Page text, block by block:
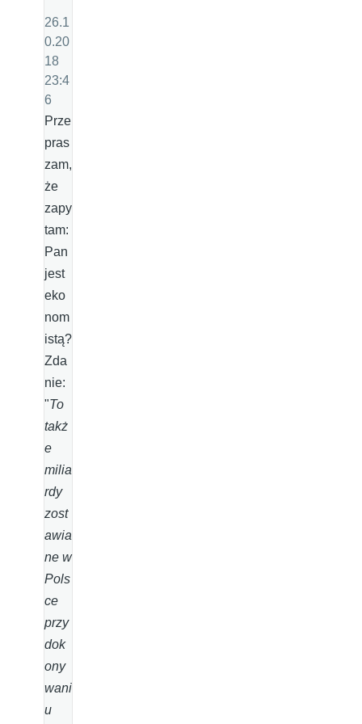
26.1
0.20
18
23:4
6
Prze
pras
zam,
że
zapy
tam:
Pan
jest
eko
nom
istą?
Zda
nie:
"To
takż
e
milia
rdy
zost
awia
ne w
Pols
ce
przy
dok
ony
wani
u